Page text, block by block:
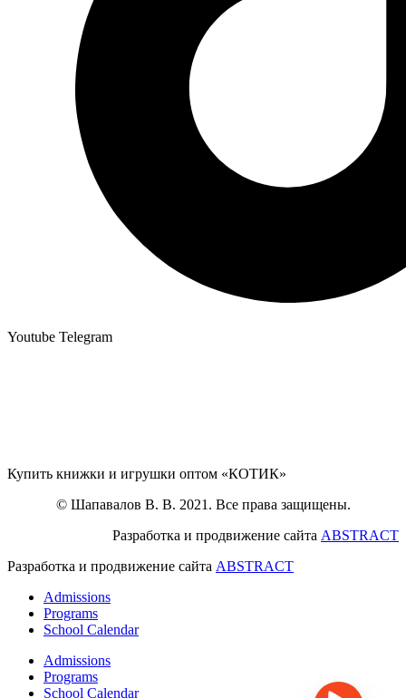
Youtube Telegram
Купить книжки и игрушки оптом «КОТИК»
© Шапавалов В. В. 2021. Все права защищены.
Разработка и продвижение сайта ABSTRACT
Разработка и продвижение сайта ABSTRACT
Admissions
Programs
School Calendar
Admissions
Programs
School Calendar